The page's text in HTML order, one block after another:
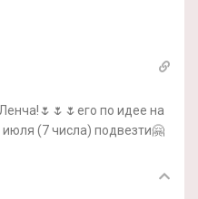
по идее на
(7 числа) подвезти🤗